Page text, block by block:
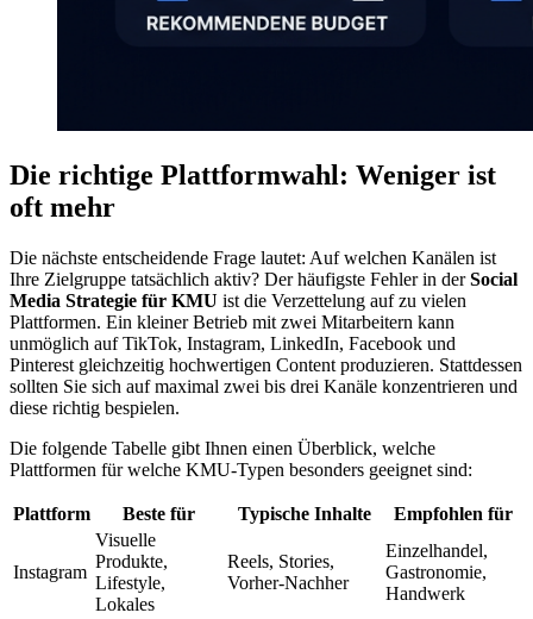
Die richtige Plattformwahl: Weniger ist
oft mehr
Die nächste entscheidende Frage lautet: Auf welchen Kanälen ist
Ihre Zielgruppe tatsächlich aktiv? Der häufigste Fehler in derSocial
Media Strategie für KMU ist die Verzettelung auf zu vielen
Plattformen. Ein kleiner Betrieb mit zwei Mitarbeitern kann
unmöglich auf TikTok, Instagram, LinkedIn, Facebook und
Pinterest gleichzeitig hochwertigen Content produzieren. Stattdessen
sollten Sie sich auf maximal zwei bis drei Kanäle konzentrieren und
diese richtig bespielen.
Die folgende Tabelle gibt Ihnen einen Überblick, welche
Plattformen für welche KMU-Typen besonders geeignet sind:
Plattform Beste für Typische Inhalte Empfohlen für
Instagram
Visuelle
Produkte,
Lifestyle,
Lokales
Reels, Stories,
Vorher-Nachher
Einzelhandel,
Gastronomie,
Handwerk